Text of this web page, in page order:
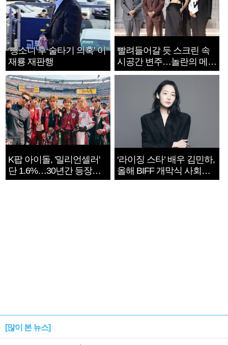
‘뺑소니 후 술타기 의혹’ 이
재룡 재판행
빨려들어갈 듯 스크린 속
시공간 변주…놀란의 메시
지는 ‘전쟁 속죄’
K팝 아이돌, '밀리언셀러'
단 1.6%…30년간 등장
1182개팀 전수조사
‘라이징 스타’ 배우 김민하,
올해 BIFF 개막식 사회자
확정
[많이 본 뉴스]